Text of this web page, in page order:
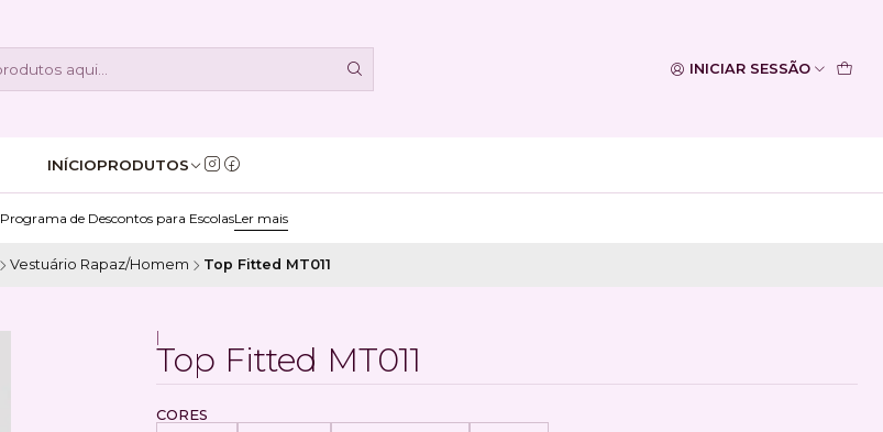
INICIAR SESSÃO
INÍCIOPRODUTOS
Programa de Descontos para EscolasLer mais
Vestuário Rapaz/Homem Top Fitted MT011
Top Fitted MT011
CORES